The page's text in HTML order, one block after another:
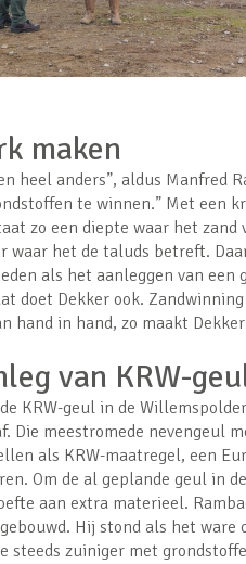
maken
heel anders”, aldus Manfred
te winnen.” Met een
zo een diepte waar het
waar het de taluds betreft.
als het aanleggen van een
doet Dekker ook.
hand in hand, zo maakt
van KRW-
KRW-geul in de
Die meestromede nevengeul
als KRW-maatregel, een
Om de al geplande geul in
aan extra materieel.
Hij stond als het ware
steeds zuiniger met